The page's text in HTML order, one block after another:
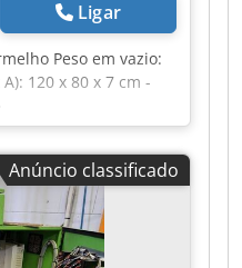
Ligar
Peso em vazio:
120 x 80 x 7 cm -
- Certificado CE:
1200 mm x 800
de transporte [kg]:
[unidades]: 1
O preço indicado
de tributação
para empresas
Anúncio classificado